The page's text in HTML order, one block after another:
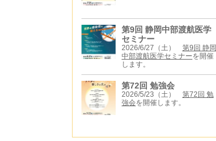
第9回 静岡中部渡航医学
セミナー
2026/6/27（土） 第9回 静岡
中部渡航医学セミナーを開催
します。
第72回 勉強会
2026/5/23（土） 第72回 勉
強会を開催します。